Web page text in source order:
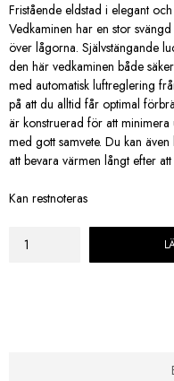
Fristående eldstad i elegant
Vedkaminen har en stor
över lågorna. Självstängande
den här vedkaminen både
med automatisk luftreglering
på att du alltid får optimal
är konstruerad för att minimera
med gott samvete. Du kan
att bevara värmen långt efter
Kan restnoteras
Jötul